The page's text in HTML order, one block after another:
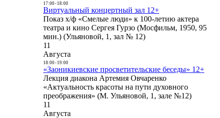
17:00- 18:00
Виртуальный концертный зал 12+
Показ х/ф «Смелые люди» к 100-летию актера
театра и кино Сергея Гурзо (Мосфильм, 1950, 95
мин.) (Ульяновой, 1, зал № 12)
11
Августа
18:00- 19:00
«Заоникиевские просветительские беседы» 12+
Лекция диакона Артемия Овчаренко
«Актуальность красоты на пути духовного
преображения» (М. Ульяновой, 1, зале №12)
11
Августа